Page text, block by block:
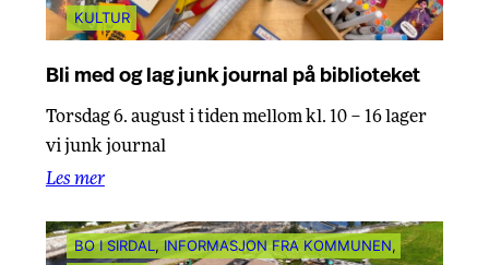
KULTUR
Bli med og lag junk journal på biblioteket
Torsdag 6. august i tiden mellom kl. 10 – 16 lager
vi junk journal
Les mer
BO I SIRDAL, INFORMASJON FRA KOMMUNEN